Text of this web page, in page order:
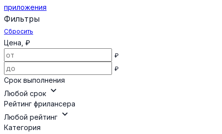
приложения
Фильтры
Сбросить
Цена, ₽
₽
₽
Срок выполнения
Любой срок expand_more
Рейтинг фрилансера
Любой рейтинг expand_more
Категория